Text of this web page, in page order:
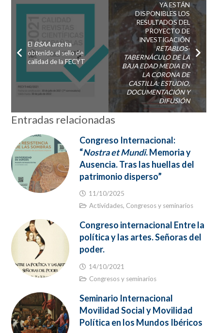
El BSAA arteha
obtenido el sello de
calidad de la FECYT
YA ESTÁN
DISPONIBLES LOS
RESULTADOS DEL
PROYECTO DE
INVESTIGACIÓN
RETABLOS-
TABERNÁCULO DE LA
BAJA EDAD MEDIA EN
LA CORONA DE
CASTILLA: ESTUDIO,
DOCUMENTACIÓN Y
DIFUSIÓN
Entradas relacionadas
Congreso Internacional:
“Nostra et Mundi. Memoria y
Ausencia. Tras las huellas del
patrimonio disperso”
11/10/2025
Actividades, Congresos y seminarios
Congreso internacional Entre la
política y las artes. Señoras del
poder.
14/10/2021
Congresos y seminarios
Seminario Internacional
Movilidad Social y Movilidad
Política en los Mundos Ibéricos